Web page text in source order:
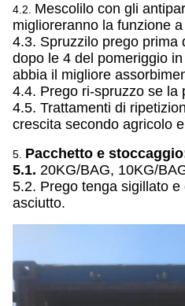
4.2. Mescolilo con gli
miglioreranno la funzione
4.3. Spruzzilo prego prima
dopo le 4 del pomeriggio
abbia il migliore
4.4. Prego ri-spruzzo se la
4.5. Trattamenti di
crescita secondo agricolo
5. Pacchetto e
5.1. 20KG/BAG, 10KG/
5.2. Prego tenga sigillato
asciutto.